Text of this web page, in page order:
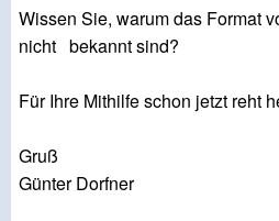
Wissen Sie, warum das Format
nicht bekannt sind?
Für Ihre Mithilfe schon jetzt reht
Gruß
Günter Dorfner